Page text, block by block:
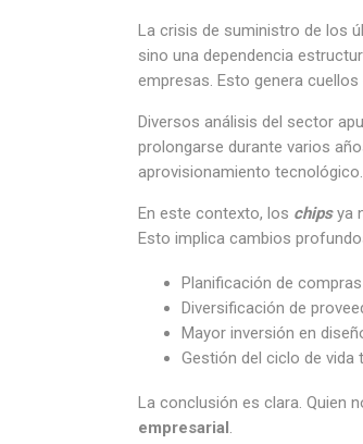
La crisis de suministro de los
sino una dependencia
empresas. Esto genera
Diversos análisis del sector
prolongarse durante varios
aprovisionamiento tecnológico.
En este contexto, los chipsya
Esto implica cambios
Planificación de
Diversificación de
Mayor inversión en
Gestión del ciclo de
La conclusión es clara. Quien
empresarial